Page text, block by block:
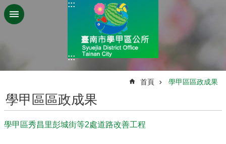
跳到主要內容區塊
:::
:::
首頁 學甲區區政成果
學甲區區政成果
學甲區秀昌里彭城街等2處道路改善工程